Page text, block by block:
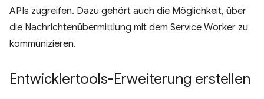
APIs zugreifen. Dazu gehört auch die Möglichkeit, über
die Nachrichtenübermittlung mit dem Service Worker zu
kommunizieren.
Entwicklertools-Erweiterung erstellen